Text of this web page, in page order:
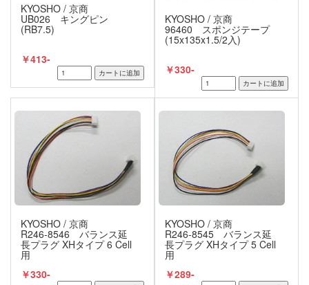
KYOSHO / 京商
UB026 キングピン
(RB7.5)
￥413-
KYOSHO / 京商
96460 スポンジテープ
(15x135x1.5/2入)
￥330-
KYOSHO / 京商
R246-8546 バランス延
長プラグ XHタイプ 6 Cell
用
￥330-
KYOSHO / 京商
R246-8545 バランス延
長プラグ XHタイプ 5 Cell
用
￥289-